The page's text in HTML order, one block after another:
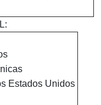
Estados Unidos